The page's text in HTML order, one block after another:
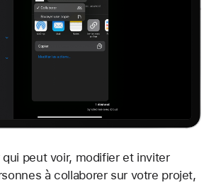
qui peut voir, modifier et inviter
à collaborer sur votre projet,